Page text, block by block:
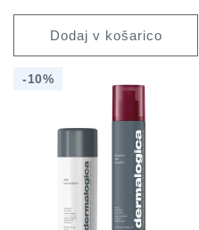
cena
cena
Dodaj v košarico
10%
10%